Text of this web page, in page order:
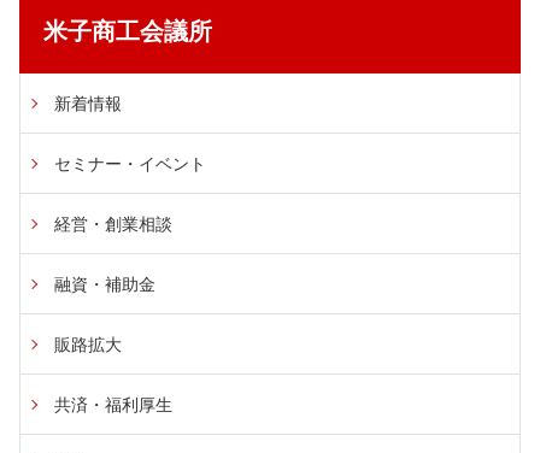
米子商工会議所
新着情報
セミナー・イベント
経営・創業相談
融資・補助金
販路拡大
共済・福利厚生